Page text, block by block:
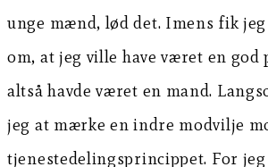
unge mænd, lød det. Imens fik
om, at jeg ville have været en god
altså havde været en mand.
jeg at mærke en indre modvilje
tjenestedelingsprincippet. For